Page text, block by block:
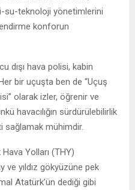
su-teknoloji yönetimlerini
konforun
dışı hava polisi, kabin
bir uçuşta ben de “Uçuş
olarak izler, öğrenir ve
havacılığın sürdürülebilirlik
sağlamak mühimdir.
Hava Yolları (THY)
ve yıldız gökyüzüne pek
Atatürk’ün dediği gibi